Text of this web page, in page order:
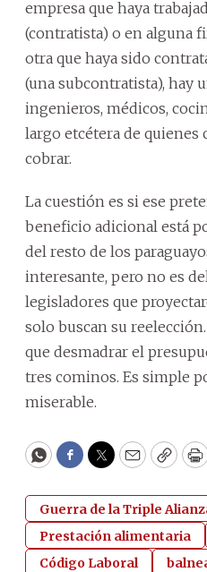
empresa que haya
(contratista) o en alguna
otra que haya sido
(una subcontratista), hay
ingenieros, médicos,
largo etcétera de quienes
cobrar.
La cuestión es si ese
beneficio adicional está
del resto de los
interesante, pero no es
legisladores que
solo buscan su
que desmadrar el
tres cominos. Es simple
miserable.
WhatsApp
Facebook
Twitter
EmailCopy
Guerra de la Triple
Prestación alimentaria
Código Laboral